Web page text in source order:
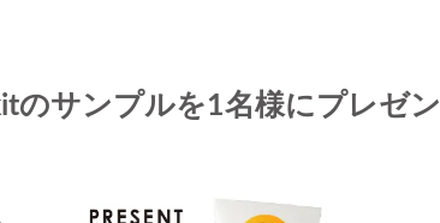
のサンプルを1名様にプレゼン